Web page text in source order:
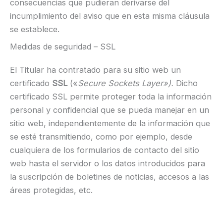
consecuencias que pudieran derivarse del
incumplimiento del aviso que en esta misma cláusula
se establece.
Medidas de seguridad – SSL
El Titular ha contratado para su sitio web un
certificado SSL(«Secure Sockets Layer»). Dicho
certificado SSL permite proteger toda la información
personal y confidencial que se pueda manejar en un
sitio web, independientemente de la información que
se esté transmitiendo, como por ejemplo, desde
cualquiera de los formularios de contacto del sitio
web hasta el servidor o los datos introducidos para
la suscripción de boletines de noticias, accesos a las
áreas protegidas, etc.